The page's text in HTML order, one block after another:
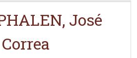
José
Correa